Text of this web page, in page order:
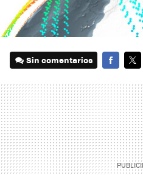
Sin comentarios